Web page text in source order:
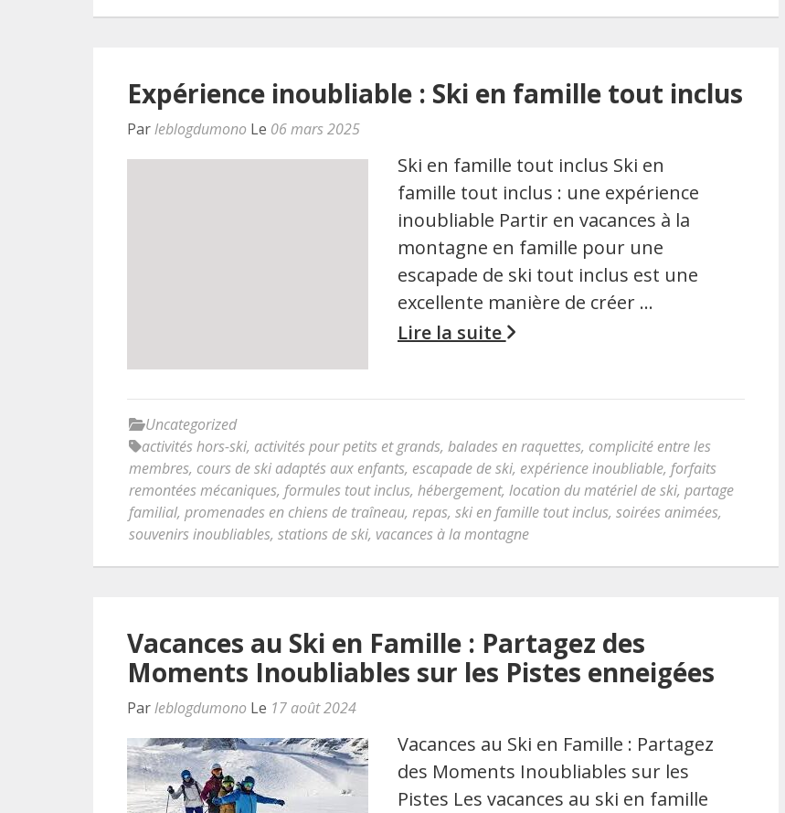
Expérience inoubliable : Ski en famille tout inclus
Parleblogdumono Le 06 mars 2025
Ski en famille tout inclus Ski en
famille tout inclus : une expérience
inoubliable Partir en vacances à la
montagne en famille pour une
escapade de ski tout inclus est une
excellente manière de créer …
Lire la suite
Uncategorized
activités hors-ski, activités pour petits et grands, balades en raquettes, complicité entre les
membres, cours de ski adaptés aux enfants, escapade de ski, expérience inoubliable, forfaits
remontées mécaniques, formules tout inclus, hébergement, location du matériel de ski, partage
familial, promenades en chiens de traîneau, repas, ski en famille tout inclus, soirées animées,
souvenirs inoubliables, stations de ski, vacances à la montagne
Vacances au Ski en Famille : Partagez des
Moments Inoubliables sur les Pistes enneigées
Parleblogdumono Le 17 août 2024
Vacances au Ski en Famille : Partagez
des Moments Inoubliables sur les
Pistes Les vacances au ski en famille